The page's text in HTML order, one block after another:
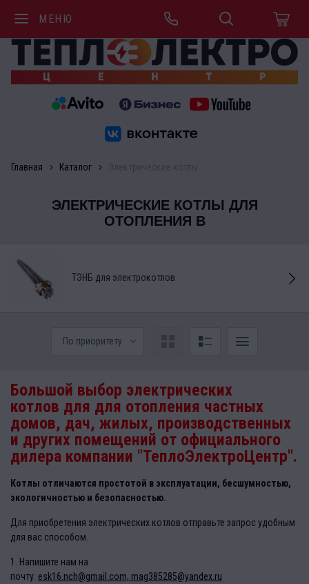
МЕНЮ
Главная Каталог
ЭЛЕКТРИЧЕСКИЕ КОТЛЫ ДЛЯ
ОТОПЛЕНИЯ В
ТЭНБ для электрокотлов
По приоритету
Большой выбор электрических
котлов для для отопления частных
домов, дач, жилых, производственных
и других помещений от официального
дилера компании "ТеплоЭлектроЦентр".
Котлы отличаются простотой в эксплуатации, бесшумностью,
экологичностью и безопасностью.
Для приобретения электрических котлов отправьте запрос удобным
для вас способом.
1. Напишите нам на
почту: esk16.nch@gmail.com, mag385285@yandex.ru